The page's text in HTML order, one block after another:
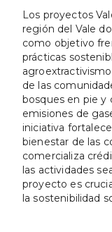
Los proyectos
región del Vale
como objetivo
prácticas
de las
bosques en pie y
emisiones de
iniciativa
bienestar de las
comercializa
las actividades
proyecto es
la sostenibilidad